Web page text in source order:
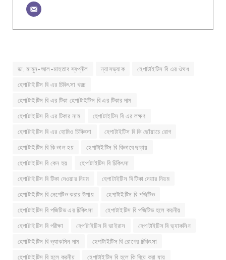
ডা. মামুন-আল-মাহতাব স্বপ্নীল ন্যাসভ্যাক
হেপাটাইটিস বি এর ঔষধ
হেপাটাইটিস বি এর চিকিৎসা খরচ
হেপাটাইটিস বি এর টিকা হেপাটাইটিস বি এর টিকার দাম
হেপাটাইটিস বি এর টিকার নাম
হেপাটাইটিস বি এর লক্ষণ
হেপাটাইটিস বি এর হোমিও চিকিৎসা
হেপাটাইটিস বি কি ছোঁয়াচে রোগ
হেপাটাইটিস বি কি ভাল হয়
হেপাটাইটিস বি কিভাবে ছড়ায়
হেপাটাইটিস বি কেন হয়
হেপাটাইটিস বি চিকিৎসা
হেপাটাইটিস বি টিকা দেওয়ার নিয়ম
হেপাটাইটিস বি টিকা দেয়ার নিয়ম
হেপাটাইটিস বি নেগেটিভ করার উপায়
হেপাটাইটিস বি পজিটিভ
হেপাটাইটিস বি পজিটিভ এর চিকিৎসা
হেপাটাইটিস বি পজিটিভ হলে করনীয়
হেপাটাইটিস বি পরীক্ষা
হেপাটাইটিস বি ভাইরাস
হেপাটাইটিস বি ভ্যাকসিন
হেপাটাইটিস বি ভ্যাকসিন দাম
হেপাটাইটিস বি রোগের চিকিৎসা
হেপাটাইটিস বি হলে করনীয়
হেপাটাইটিস বি হলে কি বিয়ে করা যায়